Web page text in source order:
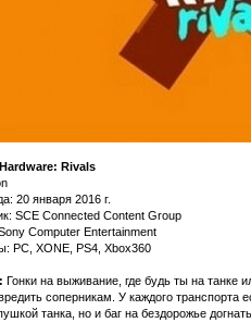
Hardware: Rivals
20 января 2016 г.
SCE Connected Content Group
Computer Entertainment
PC, XONE, PS4, Xbox360
Гонки на выживание, где будь ты на танке
соперникам. У каждого транспорта
танка, но и баг на бездорожье